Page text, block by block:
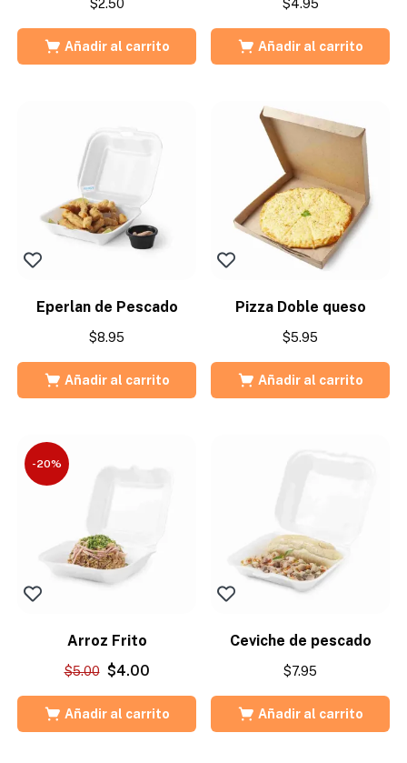
$2.50
Añadir al carrito
$4.95
Añadir al carrito
Eperlan de Pescado
$8.95
Añadir al carrito
Pizza Doble queso
$5.95
Añadir al carrito
-20%
Arroz Frito
$5.00 $4.00
Añadir al carrito
Ceviche de pescado
$7.95
Añadir al carrito